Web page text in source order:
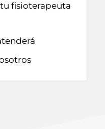
fisioterapeuta